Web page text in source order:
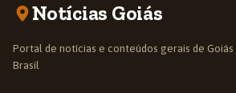
Notícias Goiás
Portal de notícias e conteúdos gerais de Goiás
Brasil